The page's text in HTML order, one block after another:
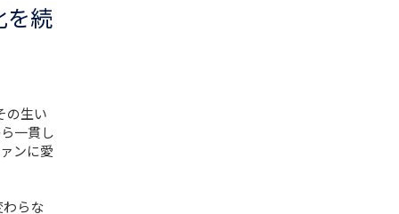
を続
の生い
一貫し
ンに愛
わらな